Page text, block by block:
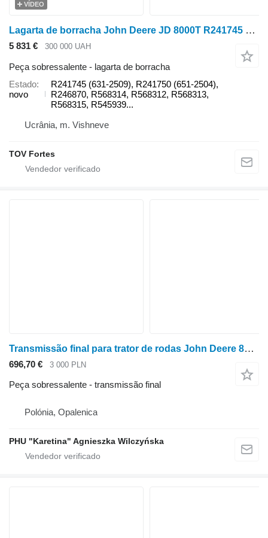
VÍDEO
Lagarta de borracha John Deere JD 8000T R241745 para trator de lagartas John Deere Deere 8000T / 8100T / 8200T / 8300T / 8400T / 8110T
5 831 € 300 000 UAH
Peça sobressalente - lagarta de borracha
Estado
novo
R241745 (631-2509), R241750 (651-2504),
R246870, R568314, R568312, R568313,
R568315, R545939...
Ucrânia, m. Vishneve
TOV Fortes
Transmissão final para trator de rodas John Deere 8400r
696,70 € 3 000 PLN
Peça sobressalente - transmissão final
Polónia, Opalenica
PHU "Karetina" Agnieszka Wilczyńska